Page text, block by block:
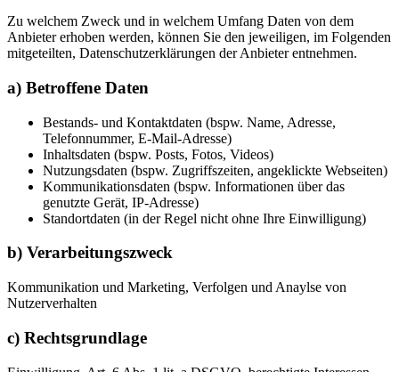
Zu welchem Zweck und in welchem Umfang Daten von dem
Anbieter erhoben werden, können Sie den jeweiligen, im Folgenden
mitgeteilten, Datenschutzerklärungen der Anbieter entnehmen.
a) Betroffene Daten
Bestands- und Kontaktdaten (bspw. Name, Adresse,
Telefonnummer, E-Mail-Adresse)
Inhaltsdaten (bspw. Posts, Fotos, Videos)
Nutzungsdaten (bspw. Zugriffszeiten, angeklickte Webseiten)
Kommunikationsdaten (bspw. Informationen über das
genutzte Gerät, IP-Adresse)
Standortdaten (in der Regel nicht ohne Ihre Einwilligung)
b) Verarbeitungszweck
Kommunikation und Marketing, Verfolgen und Anaylse von
Nutzerverhalten
c) Rechtsgrundlage